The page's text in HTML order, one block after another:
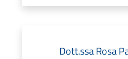
Dott.ssa Rosa